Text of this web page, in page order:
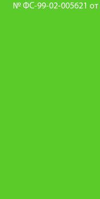
№ ФС-99-02-005621 от